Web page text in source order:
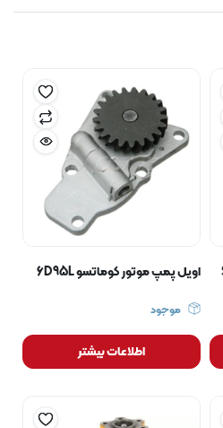
اویل پمپ موتور کوماتسو 6D95L
موجود
اطلاعات بیشتر